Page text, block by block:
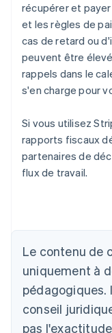
récupérer et
et les règles de
cas de retard ou
peuvent être
rappels dans le
s'en charge pour
Si vous utilisez
rapports fiscaux
partenaires de
flux de travail.
Le contenu de
uniquement à
pédagogiques.
conseil
pas
Allemagne
DeutschEnglish